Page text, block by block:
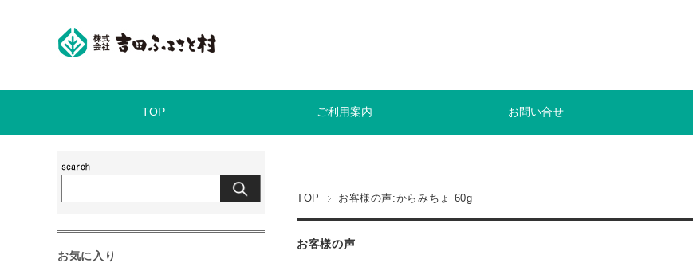
TOP ご利用案内 お問い合せ
TOP お客様の声:からみちょ 60g
お客様の声
お気に入り